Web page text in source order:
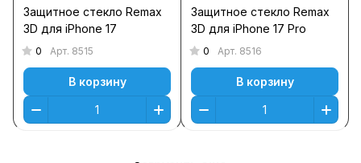
Защитное стекло Remax
3D для iPhone 17
0 Арт. 8515
В корзину
Защитное стекло Remax
3D для iPhone 17 Pro
0 Арт. 8516
В корзину